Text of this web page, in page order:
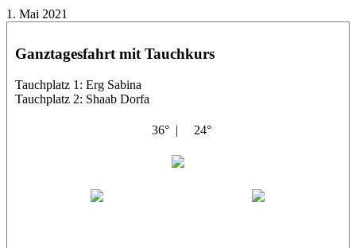
1. Mai 2021
Ganztagesfahrt mit Tauchkurs
Tauchplatz 1: Erg Sabina
Tauchplatz 2: Shaab Dorfa
36° | 24°